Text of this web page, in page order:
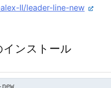
II/leader-line-new
ンストール